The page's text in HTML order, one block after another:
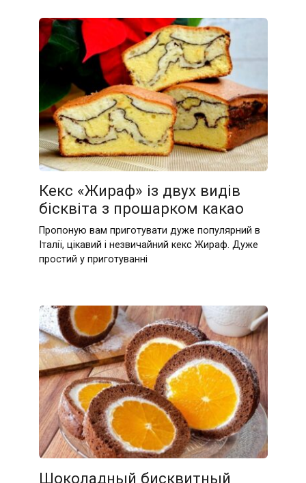
Кекс «Жираф» із двух видів
бісквіта з прошарком какао
Пропоную вам приготувати дуже популярний в
Італії, цікавий і незвичайний кекс Жираф. Дуже
простий у приготуванні
Шоколадный бисквитный